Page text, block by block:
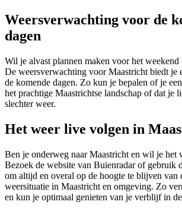
Weersverwachting voor de
dagen
Wil je alvast plannen maken voor het
De weersverwachting voor Maastricht biedt je
de komende dagen. Zo kun je bepalen of je
het prachtige Maastrichtse landschap of dat je
slechter weer.
Het weer live volgen in
Ben je onderweg naar Maastricht en wil je het
Bezoek de website van Buienradar of gebruik
om altijd en overal op de hoogte te blijven van
weersituatie in Maastricht en omgeving. Zo
en kun je optimaal genieten van je verblijf in